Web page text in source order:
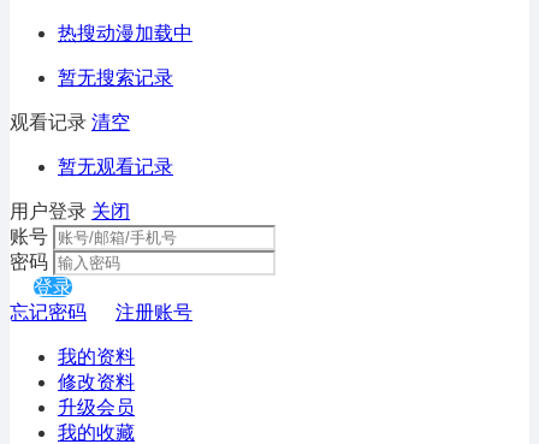
热搜动漫加载中
暂无搜索记录
观看记录 清空
暂无观看记录
用户登录 关闭
账号
密码
登录
忘记密码
注册账号
我的资料
修改资料
升级会员
我的收藏